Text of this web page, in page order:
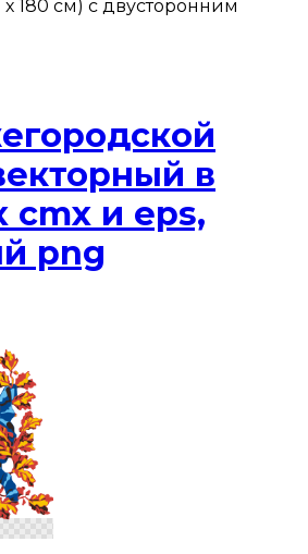
180 см) с двусторонним
в
cmx и eps,
png